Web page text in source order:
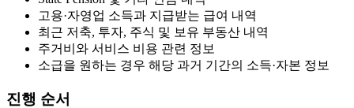
고용·자영업 소득과 지급받는 급여 내역
최근 저축, 투자, 주식 및 보유 부동산 내역
주거비와 서비스 비용 관련 정보
소급을 원하는 경우 해당 과거 기간의 소득·자본 정보
진행 순서